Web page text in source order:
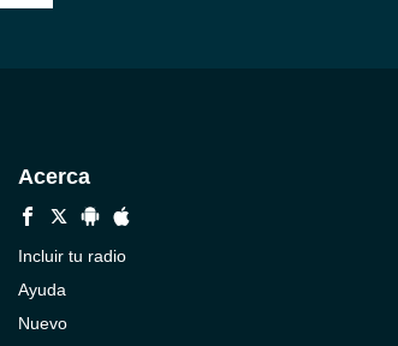
Acerca
Incluir tu radio
Ayuda
Nuevo